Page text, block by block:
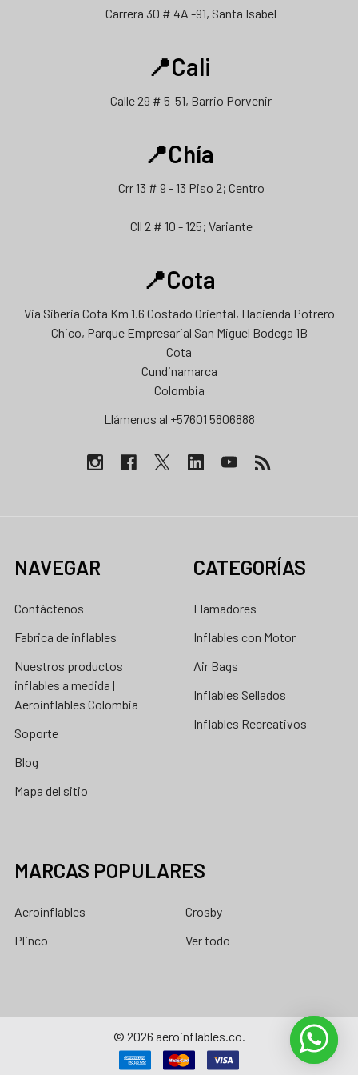
Carrera 30 # 4A -91, Santa Isabel
📍Cali
Calle 29 # 5-51, Barrio Porvenir
📍Chía
Crr 13 # 9 - 13 Piso 2; Centro
Cll 2 # 10 - 125; Variante
📍Cota
Via Siberia Cota Km 1.6 Costado Oriental, Hacienda Potrero
Chico, Parque Empresarial San Miguel Bodega 1B
Cota
Cundinamarca
Colombia
Llámenos al +57601 5806888
NAVEGAR
Contáctenos
Fabrica de inflables
Nuestros productos
inflables a medida |
Aeroinflables Colombia
Soporte
Blog
Mapa del sitio
CATEGORÍAS
Llamadores
Inflables con Motor
Air Bags
Inflables Sellados
Inflables Recreativos
MARCAS POPULARES
Aeroinflables
Plinco
Crosby
Ver todo
© 2026 aeroinflables.co.